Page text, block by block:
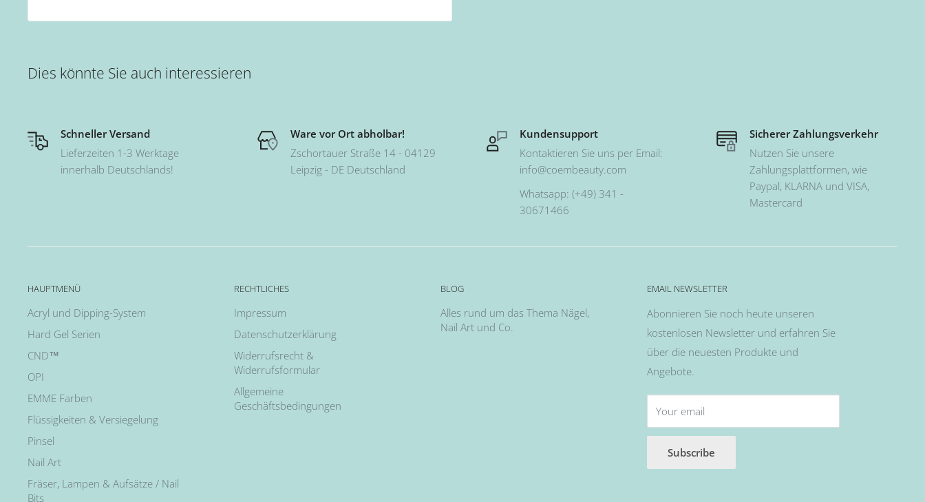
Dies könnte Sie auch interessieren
Schneller Versand
Lieferzeiten 1-3 Werktage
innerhalb Deutschlands!
Ware vor Ort abholbar!
Zschortauer Straße 14 - 04129
Leipzig - DE Deutschland
Kundensupport
Kontaktieren Sie uns per Email:
info@coembeauty.com
Whatsapp: (+49) 341 -
30671466
Sicherer Zahlungsverkehr
Nutzen Sie unsere
Zahlungsplattformen, wie
Paypal, KLARNA und VISA,
Mastercard
HAUPTMENÜ
Acryl und Dipping-System
Hard Gel Serien
CND™
OPI
EMME Farben
Flüssigkeiten & Versiegelung
Pinsel
Nail Art
Fräser, Lampen & Aufsätze / Nail
Bits
RECHTLICHES
Impressum
Datenschutzerklärung
Widerrufsrecht &
Widerrufsformular
Allgemeine
Geschäftsbedingungen
BLOG
Alles rund um das Thema Nägel,
Nail Art und Co.
EMAIL NEWSLETTER
Abonnieren Sie noch heute unseren
kostenlosen Newsletter und erfahren Sie
über die neuesten Produkte und
Angebote.
Your email
Subscribe